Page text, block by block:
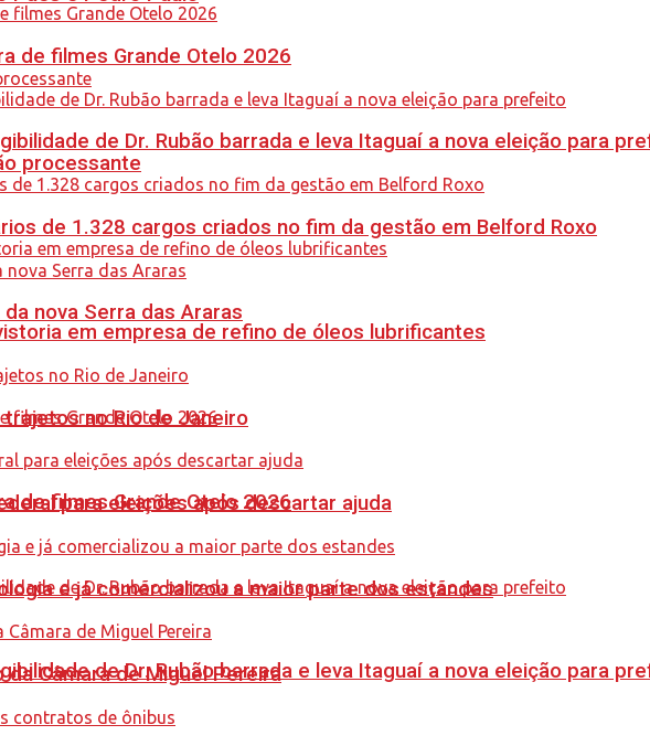
processante
em empresa de refino de óleos lubrificantes
de filmes Grande Otelo 2026
de Dr. Rubão barrada e leva Itaguaí a nova eleição para
de filmes Grande Otelo 2026
de Dr. Rubão barrada e leva Itaguaí a nova eleição para
de 1.328 cargos criados no fim da gestão em Belford Roxo
nova Serra das Araras
no Rio de Janeiro
para eleições após descartar ajuda
e já comercializou a maior parte dos estandes
Câmara de Miguel Pereira